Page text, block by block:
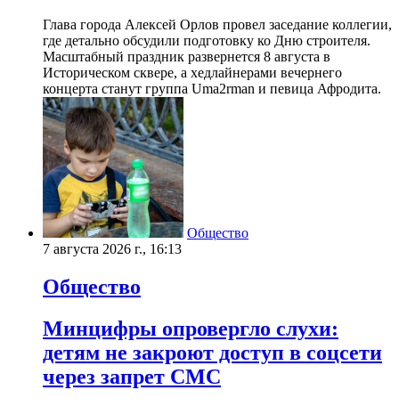
Глава города Алексей Орлов провел заседание коллегии,
где детально обсудили подготовку ко Дню строителя.
Масштабный праздник развернется 8 августа в
Историческом сквере, а хедлайнерами вечернего
концерта станут группа Uma2rman и певица Афродита.
Общество
7 августа 2026 г., 16:13
Общество
Минцифры опровергло слухи:
детям не закроют доступ в соцсети
через запрет СМС